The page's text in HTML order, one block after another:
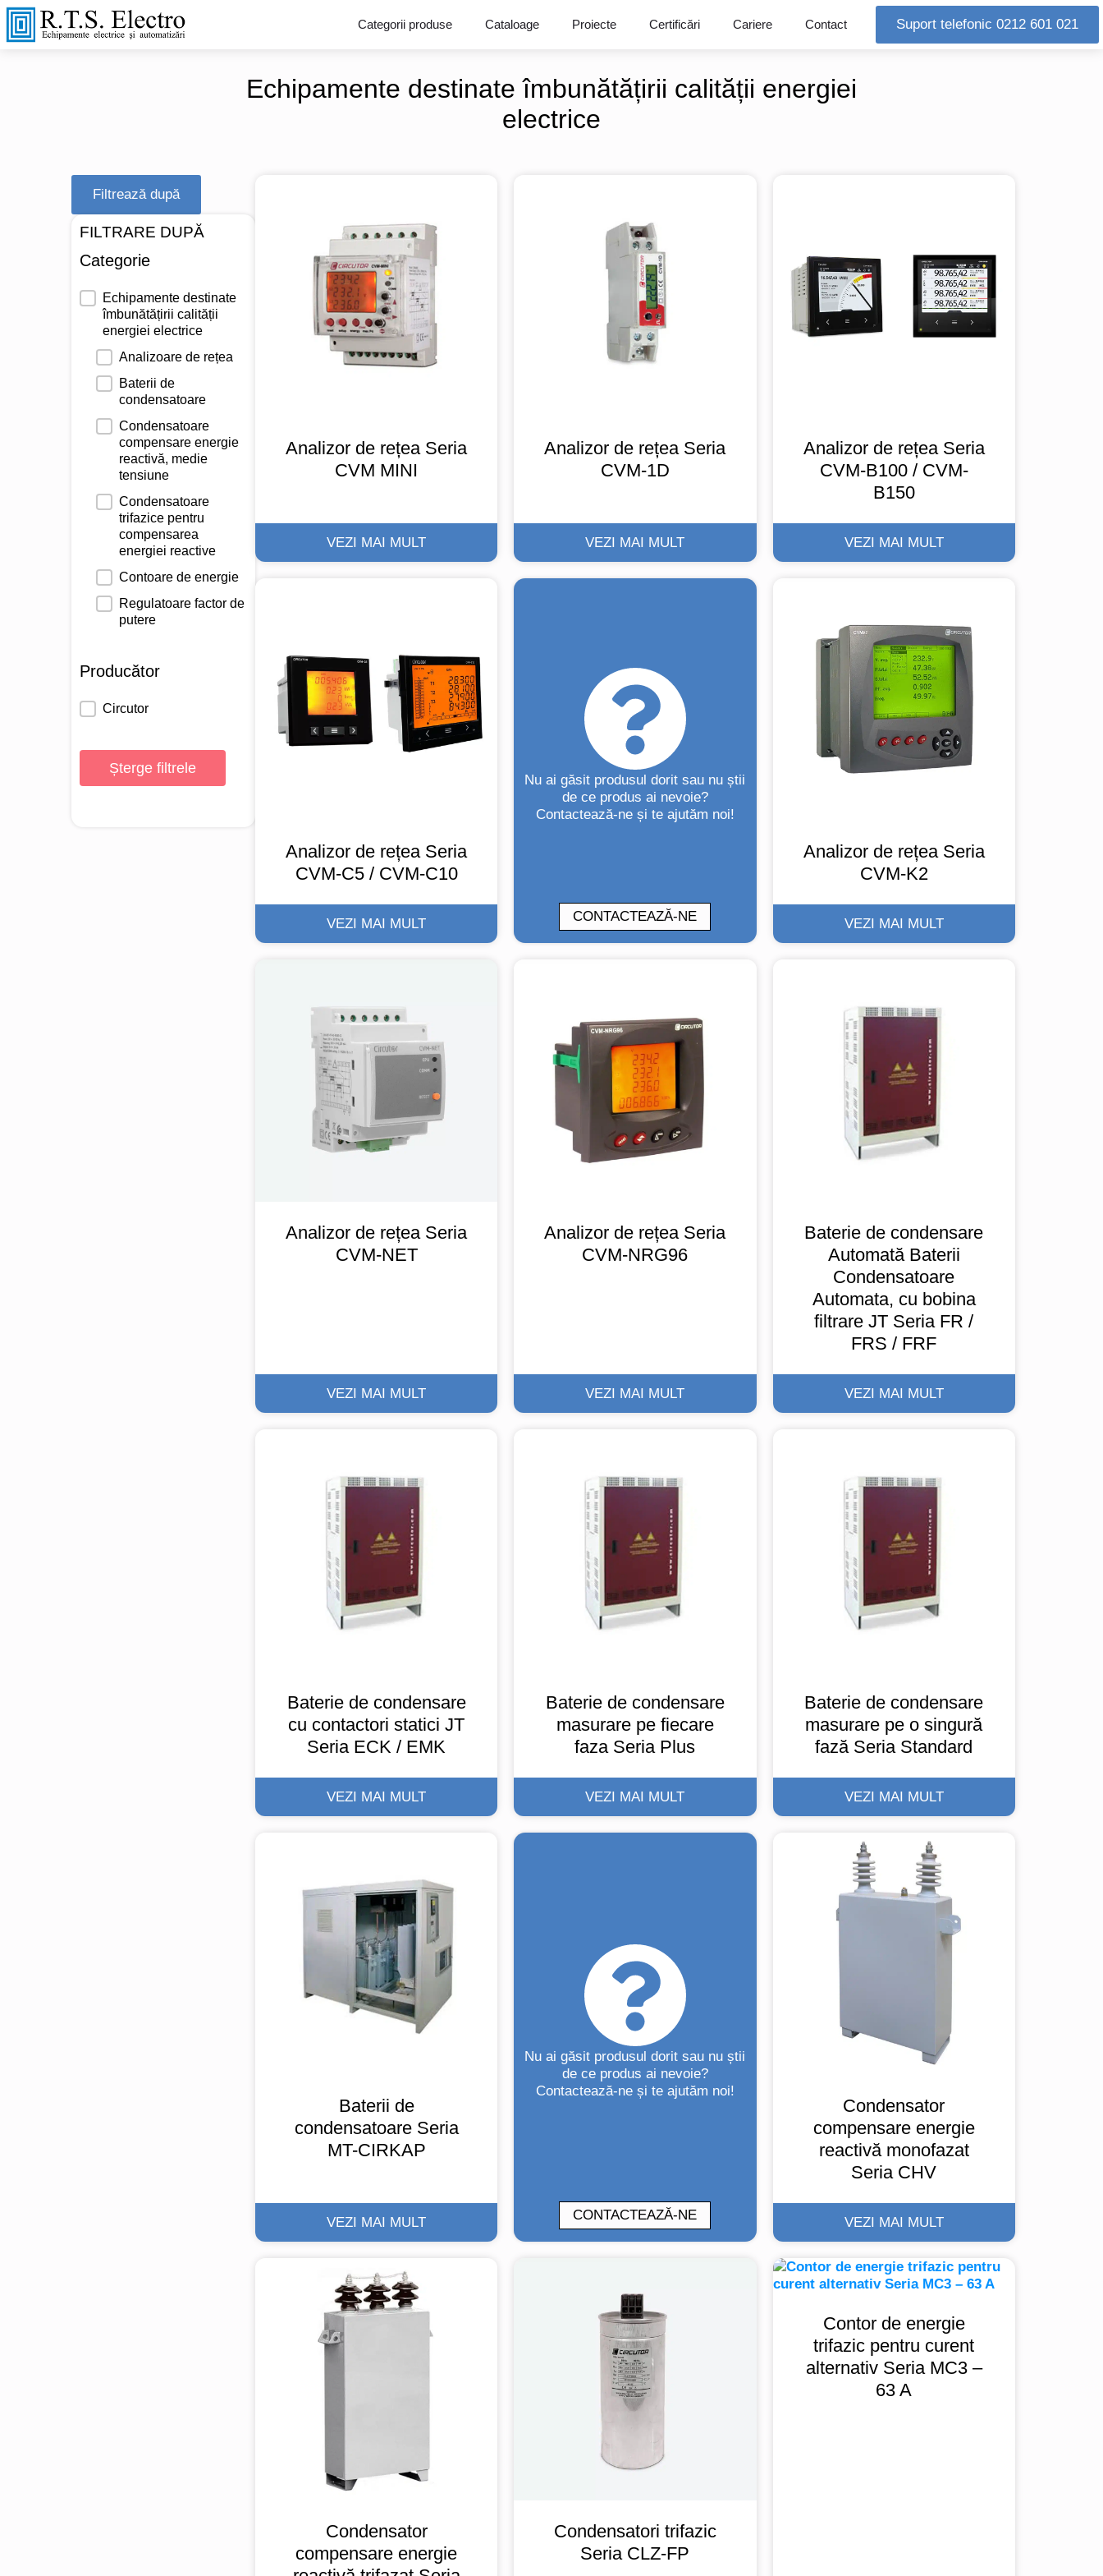
Categorii produse Cataloage Proiecte Certificări Cariere Contact Suport telefonic 0212 601 021
Echipamente destinate îmbunătățirii calității energiei
electrice
Filtrează după
FILTRARE DUPĂ
Categorie
Categorie
Echipamente destinate
îmbunătățirii calității
energiei electrice
Analizoare de rețea
Baterii de
condensatoare
Condensatoare
compensare energie
reactivă, medie
tensiune
Condensatoare
trifazice pentru
compensarea
energiei reactive
Contoare de energie
Regulatoare factor de
putere
Producător
Producător
Circutor
Șterge filtrele
Analizor de rețea Seria
CVM MINI
VEZI MAI MULT
Analizor de rețea Seria
CVM-1D
VEZI MAI MULT
Analizor de rețea Seria
CVM-B100 / CVM-
B150
VEZI MAI MULT
Analizor de rețea Seria
CVM-C5 / CVM-C10
VEZI MAI MULT
Nu ai găsit produsul dorit sau nu știi
de ce produs ai nevoie?
Contactează-ne și te ajutăm noi!
CONTACTEAZĂ-NE
Analizor de rețea Seria
CVM-K2
VEZI MAI MULT
Analizor de rețea Seria
CVM-NET
VEZI MAI MULT
Analizor de rețea Seria
CVM-NRG96
VEZI MAI MULT
Baterie de condensare
Automată Baterii
Condensatoare
Automata, cu bobina
filtrare JT Seria FR /
FRS / FRF
VEZI MAI MULT
Baterie de condensare
cu contactori statici JT
Seria ECK / EMK
VEZI MAI MULT
Baterie de condensare
masurare pe fiecare
faza Seria Plus
VEZI MAI MULT
Baterie de condensare
masurare pe o singură
fază Seria Standard
VEZI MAI MULT
Baterii de
condensatoare Seria
MT-CIRKAP
VEZI MAI MULT
Nu ai găsit produsul dorit sau nu știi
de ce produs ai nevoie?
Contactează-ne și te ajutăm noi!
CONTACTEAZĂ-NE
Condensator
compensare energie
reactivă monofazat
Seria CHV
VEZI MAI MULT
Condensator
compensare energie
Condensatori trifazic
Seria CLZ-FP
Contor de energie
trifazic pentru curent
alternativ Seria MC3 –
63 A